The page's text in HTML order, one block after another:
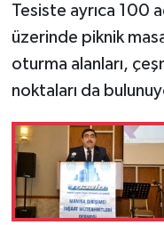
Tesiste ayrıca 100
üzerinde piknik
oturma alanları,
noktaları da